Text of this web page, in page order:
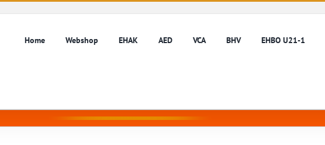
Home Webshop EHAK AED VCA BHV EHBO U21-1